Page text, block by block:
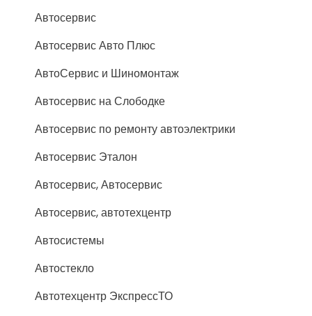
Автосервис
Автосервис Авто Плюс
АвтоСервис и Шиномонтаж
Автосервис на Слободке
Автосервис по ремонту автоэлектрики
Автосервис Эталон
Автосервис, Автосервис
Автосервис, автотехцентр
Автосистемы
Автостекло
Автотехцентр ЭкспрессТО